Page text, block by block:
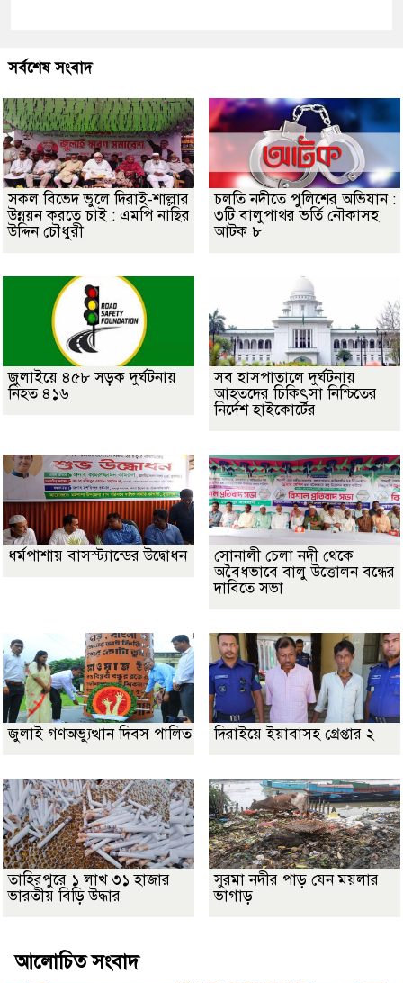
সর্বশেষ সংবাদ
সকল বিভেদ ভুলে দিরাই-শাল্লার
উন্নয়ন করতে চাই : এমপি নাছির
উদ্দিন চৌধুরী
চলতি নদীতে পুলিশের অভিযান :
৩টি বালুপাথর ভর্তি নৌকাসহ
আটক ৮
জুলাইয়ে ৪৫৮ সড়ক দুর্ঘটনায়
নিহত ৪১৬
সব হাসপাতালে দুর্ঘটনায়
আহতদের চিকিৎসা নিশ্চিতের
নির্দেশ হাইকোর্টের
ধর্মপাশায় বাসস্ট্যান্ডের উদ্বোধন
সোনালী চেলা নদী থেকে
অবৈধভাবে বালু উত্তোলন বন্ধের
দাবিতে সভা
জুলাই গণঅভ্যুত্থান দিবস পালিত দিরাইয়ে ইয়াবাসহ গ্রেপ্তার ২
তাহিরপুরে ১ লাখ ৩১ হাজার
ভারতীয় বিড়ি উদ্ধার
সুরমা নদীর পাড় যেন ময়লার
ভাগাড়
আলোচিত সংবাদ